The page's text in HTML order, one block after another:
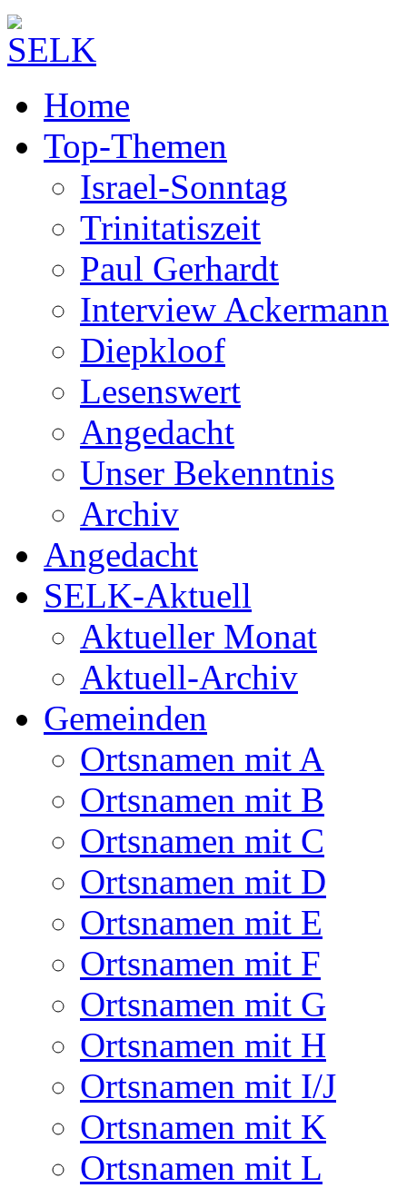
Home
Top-Themen
Israel-Sonntag
Trinitatiszeit
Paul Gerhardt
Interview Ackermann
Diepkloof
Lesenswert
Angedacht
Unser Bekenntnis
Archiv
Angedacht
SELK-Aktuell
Aktueller Monat
Aktuell-Archiv
Gemeinden
Ortsnamen mit A
Ortsnamen mit B
Ortsnamen mit C
Ortsnamen mit D
Ortsnamen mit E
Ortsnamen mit F
Ortsnamen mit G
Ortsnamen mit H
Ortsnamen mit I/J
Ortsnamen mit K
Ortsnamen mit L